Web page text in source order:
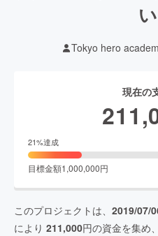
Tokyo hero
現在の
21%達成
目標金額1,000,000円
このプロジェクトは、 2019/07/
により 211,000円の資金を集め、